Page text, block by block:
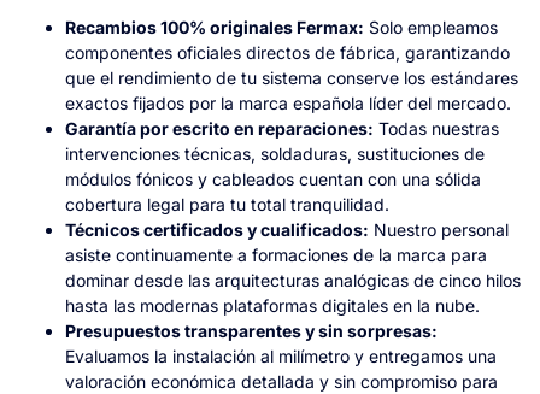
Recambios 100% originales Fermax: Solo empleamos
componentes oficiales directos de fábrica, garantizando
que el rendimiento de tu sistema conserve los estándares
exactos fijados por la marca española líder del mercado.
Garantía por escrito en reparaciones: Todas nuestras
intervenciones técnicas, soldaduras, sustituciones de
módulos fónicos y cableados cuentan con una sólida
cobertura legal para tu total tranquilidad.
Técnicos certificados y cualificados: Nuestro personal
asiste continuamente a formaciones de la marca para
dominar desde las arquitecturas analógicas de cinco hilos
hasta las modernas plataformas digitales en la nube.
Presupuestos transparentes y sin sorpresas:
Evaluamos la instalación al milímetro y entregamos una
valoración económica detallada y sin compromiso para